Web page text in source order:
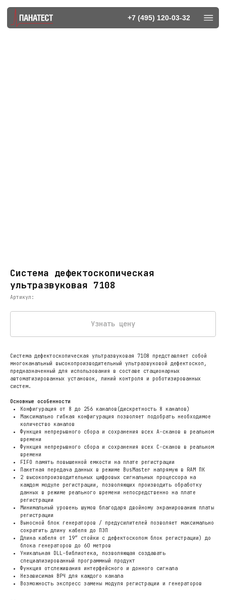
Система дефектоскопическая
ультразвуковая 7108
Артикул:
Узнать цену
Система дефектоскопическая ультразвуковая 7108 представляет собой
многоканальный высокопроизводительный ультразвуковой дефектоскоп,
предназначенный для использования в составе стационарных
автоматизированных установок, линий контроля и роботизированных
систем.
Основные особенности
Конфигурация от 8 до 256 каналов(дискретность 8 каналов)
Максимально гибкая конфигурация позволяет подобрать необходимое
количество каналов
Функция непрерывного сбора и сохранения всех А-сканов в реальном
времени
Функция непрерывного сбора и сохранения всех C-сканов в реальном
времени
FIFO память повышенной емкости на плате регистрации
Пакетная передача данных в режиме BusMaster напрямую в RAM ПК
2 высокопроизводительных цифровых сигнальных процессора на
каждом модуле регистрации, позволяющих производить обработку
данных в режиме реального времени непосредственно на плате
регистрации
Минимальный уровень шумов благодаря двойному экранированию платы
регистрации
Выносной блок генераторов / предусилителей позволяет максимально
сократить длину кабеля до ПЭП
Длина кабеля от 19″ стойки с дефектоскопом блок регистрации) до
блока генераторов до 60 метров
Уникальная DLL-библиотека, позволяющая создавать
специализированный программный продукт
Функция отслеживания интерфейсного и донного сигнала
Независимая ВРЧ для каждого канала
Возможность экспресс замены модуля регистрации и генераторов